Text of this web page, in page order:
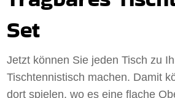
Set
Jetzt können Sie jeden Tisch zu
Tischtennistisch machen. Damit
dort spielen, wo es eine flache